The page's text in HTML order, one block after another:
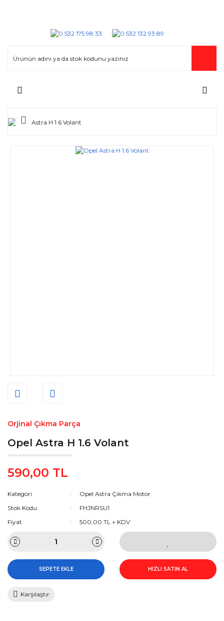
Orjinal Çıkma Parça
Opel Astra H 1.6 Volant
590,00 TL
Kategori
Opel Astra Çıkma Motor
Stok Kodu
FHJNRSU1
Fiyat
500,00 TL + KDV
SEPETE EKLE HIZLI SATIN AL
Karşılaştır